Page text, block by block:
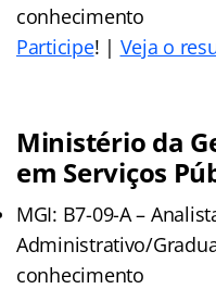
conhecimento
Participe! | Veja o
Ministério da
em Serviços
MGI: B7-09-A –
Administrativo/
conhecimento